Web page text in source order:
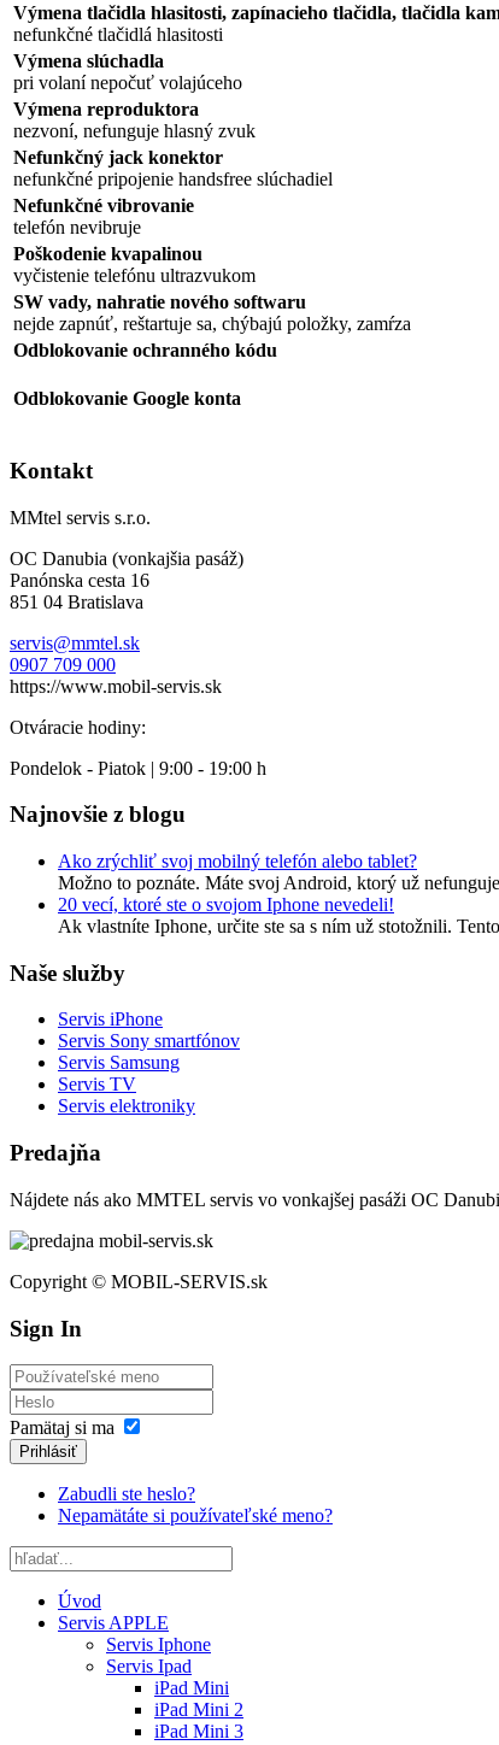
Výmena tlačidla hlasitosti, zapínacieho tlačidla, tlačidla
nefunkčné tlačidlá hlasitosti
Výmena slúchadla
pri volaní nepočuť volajúceho
Výmena reproduktora
nezvoní, nefunguje hlasný zvuk
Nefunkčný jack konektor
nefunkčné pripojenie handsfree slúchadiel
Nefunkčné vibrovanie
telefón nevibruje
Poškodenie kvapalinou
vyčistenie telefónu ultrazvukom
SW vady, nahratie nového softwaru
nejde zapnúť, reštartuje sa, chýbajú položky, zamŕza
Odblokovanie ochranného kódu
Odblokovanie Google konta
Kontakt
MMtel servis s.r.o.
OC Danubia (vonkajšia pasáž)
Panónska cesta 16
851 04 Bratislava
servis@mmtel.sk
0907 709 000
https://www.mobil-servis.sk
Otváracie hodiny:
Pondelok - Piatok | 9:00 - 19:00 h
Najnovšie z blogu
Ako zrýchliť svoj mobilný telefón alebo tablet?
Možno to poznáte. Máte svoj Android, ktorý už
20 vecí, ktoré ste o svojom Iphone nevedeli!
Ak vlastníte Iphone, určite ste sa s ním už stotožnili.
Naše služby
Servis iPhone
Servis Sony smartfónov
Servis Samsung
Servis TV
Servis elektroniky
Predajňa
Nájdete nás ako MMTEL servis vo vonkajšej pasáži OC
Copyright © MOBIL-SERVIS.sk
Sign In
Pamätaj si ma
Prihlásiť
Zabudli ste heslo?
Nepamätáte si používateľské meno?
Úvod
Servis APPLE
Servis Iphone
Servis Ipad
iPad Mini
iPad Mini 2
iPad Mini 3